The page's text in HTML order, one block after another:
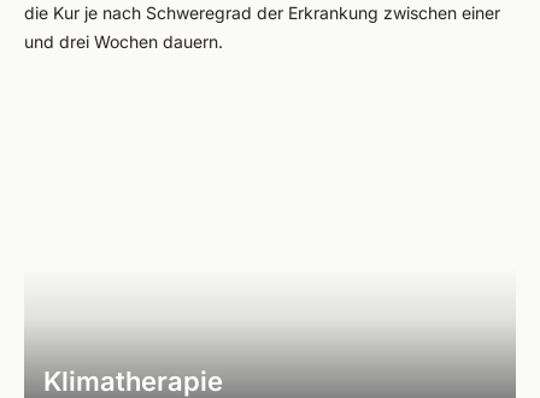
die Kur je nach Schweregrad der Erkrankung zwischen einer
und drei Wochen dauern.
Klimatherapie